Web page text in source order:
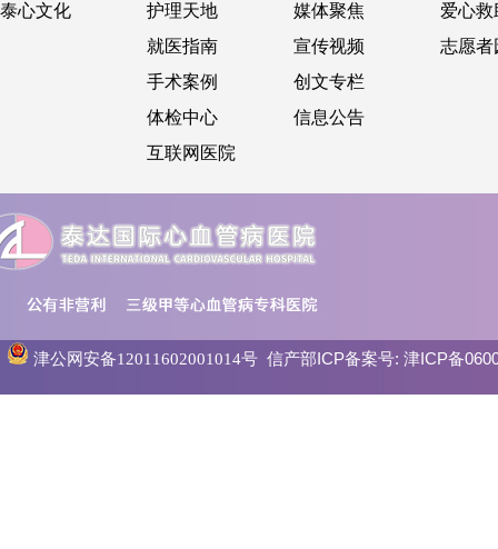
泰心文化
护理天地
就医指南
手术案例
体检中心
互联网医院
媒体聚焦
宣传视频
创文专栏
信息公告
爱心
志愿者
津公网安备12011602001014号信产部ICP备案号: 津ICP备